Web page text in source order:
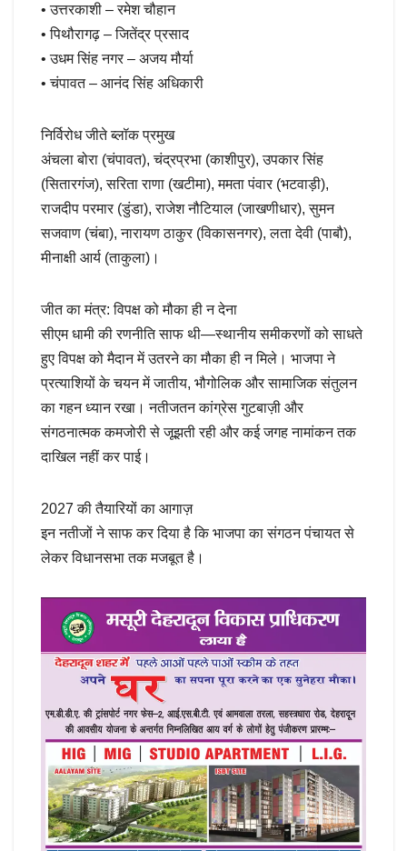
• उत्तरकाशी – रमेश चौहान
• पिथौरागढ़ – जितेंद्र प्रसाद
• उधम सिंह नगर – अजय मौर्या
• चंपावत – आनंद सिंह अधिकारी
निर्विरोध जीते ब्लॉक प्रमुख
अंचला बोरा (चंपावत), चंद्रप्रभा (काशीपुर), उपकार सिंह
(सितारगंज), सरिता राणा (खटीमा), ममता पंवार (भटवाड़ी),
राजदीप परमार (डुंडा), राजेश नौटियाल (जाखणीधार), सुमन
सजवाण (चंबा), नारायण ठाकुर (विकासनगर), लता देवी (पाबौ),
मीनाक्षी आर्य (ताकुला)।
जीत का मंत्र: विपक्ष को मौका ही न देना
सीएम धामी की रणनीति साफ थी—स्थानीय समीकरणों को साधते
हुए विपक्ष को मैदान में उतरने का मौका ही न मिले। भाजपा ने
प्रत्याशियों के चयन में जातीय, भौगोलिक और सामाजिक संतुलन
का गहन ध्यान रखा। नतीजतन कांग्रेस गुटबाज़ी और
संगठनात्मक कमजोरी से जूझती रही और कई जगह नामांकन तक
दाखिल नहीं कर पाई।
2027 की तैयारियों का आगाज़
इन नतीजों ने साफ कर दिया है कि भाजपा का संगठन पंचायत से
लेकर विधानसभा तक मजबूत है।